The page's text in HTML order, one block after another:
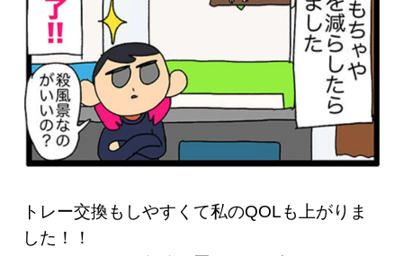
トレー交換もしやすくて私のQOLも上がりま
した！！